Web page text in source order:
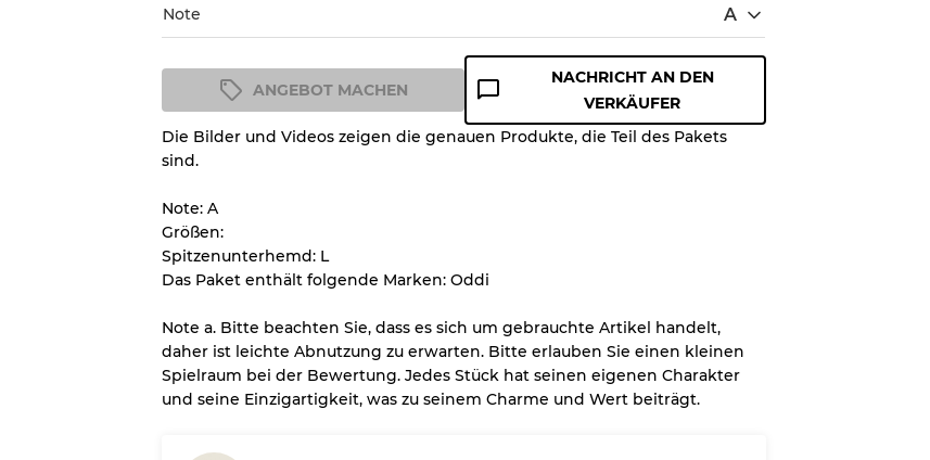
Note A
Zustandsrichtlinie
Alle Produkte enthalten eine Qualitätsstufe, damit Sie den
nachvollziehen können.
Es gibt eine Fehlermarge von bis zu
Großhandels
Unser 3-Stufen-System
ANGEBOT MACHEN
NACHRICHT AN DEN
VERKÄUFER
Die Bilder und Videos zeigen die genauen Produkte, die Teil des Pakets
sind.
Note: A
Größen:
Spitzenunterhemd: L
Das Paket enthält folgende Marken: Oddi
Note a. Bitte beachten Sie, dass es sich um gebrauchte Artikel handelt,
daher ist leichte Abnutzung zu erwarten. Bitte erlauben Sie einen kleinen
Spielraum bei der Bewertung. Jedes Stück hat seinen eigenen Charakter
und seine Einzigartigkeit, was zu seinem Charme und Wert beiträgt.